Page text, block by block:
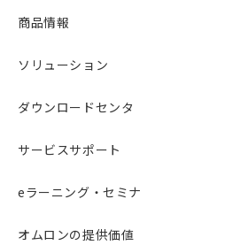
商品情報
ソリューション
ダウンロードセンタ
サービスサポート
eラーニング・セミナ
オムロンの提供価値